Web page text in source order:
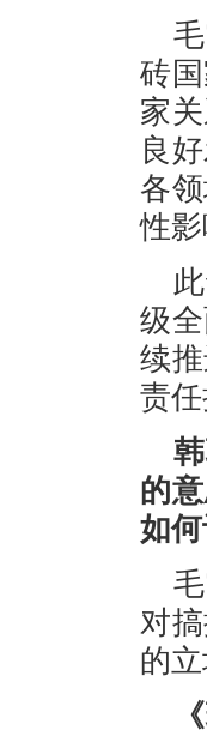
砖
家
良
各
性影
级
续
责
的
如
对
的